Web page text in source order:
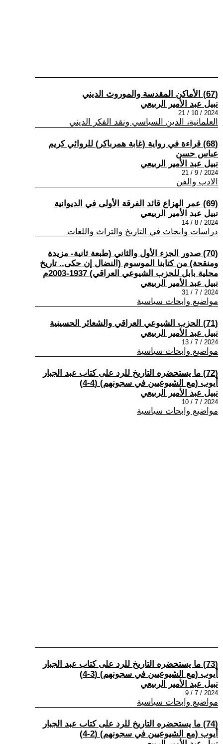
(67) الأماكن المقدسة والموروث الديني
نبيل عبد الأمير الربيعي
2024 / 10 / 21
العلمانية، الدين السياسي ونقد الفكر الديني
(68) قراءة في رواية (غابة همرباكر) للروائي كريم
عباس حسن
نبيل عبد الأمير الربيعي
2024 / 9 / 21
الادب والفن
(69) عمر الهزاع قائد الفرقة الأولى في الديوانية
نبيل عبد الأمير الربيعي
2024 / 8 / 14
دراسات وابحاث في التاريخ والتراث واللغات
(70) صدور الجزء الأول والثاني (طبعة ثانية- مزيدة
ومنقحة) من كتابنا الموسوم (النضال إن حكى.. تاريخ
محلية بابل للحزب الشيوعي العراقي) 1937-2003م
نبيل عبد الأمير الربيعي
2024 / 7 / 31
مواضيع وابحاث سياسية
(71) الحزب الشيوعي العراقي والشعائر الحسينية
نبيل عبد الأمير الربيعي
2024 / 7 / 13
مواضيع وابحاث سياسية
(72) ما يستحضره التاريخ للرد على كتاب عبد الجبار
أيوب (مع الشيوعيين في سجونهم) (4-4)
نبيل عبد الأمير الربيعي
2024 / 7 / 10
مواضيع وابحاث سياسية
(73) ما يستحضره التاريخ للرد على كتاب عبد الجبار
أيوب (مع الشيوعيين في سجونهم) (3-4)
نبيل عبد الأمير الربيعي
2024 / 7 / 9
مواضيع وابحاث سياسية
(74) ما يستحضره التاريخ للرد على كتاب عبد الجبار
أيوب (مع الشيوعيين في سجونهم) (2-4)